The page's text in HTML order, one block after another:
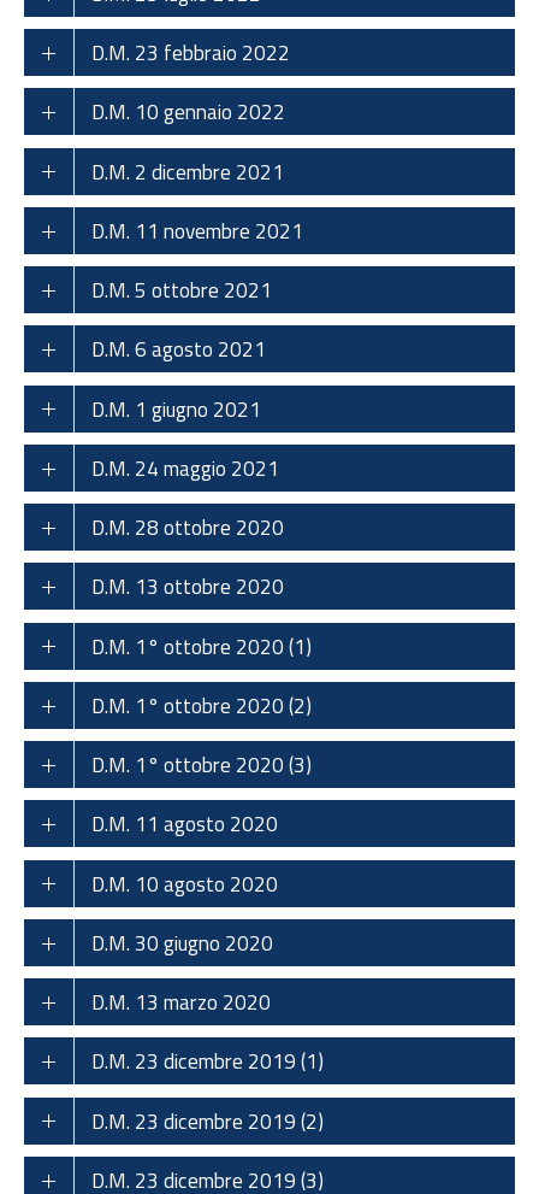
D.M. 23 febbraio 2022
D.M. 10 gennaio 2022
D.M. 2 dicembre 2021
D.M. 11 novembre 2021
D.M. 5 ottobre 2021
D.M. 6 agosto 2021
D.M. 1 giugno 2021
D.M. 24 maggio 2021
D.M. 28 ottobre 2020
D.M. 13 ottobre 2020
D.M. 1° ottobre 2020 (1)
D.M. 1° ottobre 2020 (2)
D.M. 1° ottobre 2020 (3)
D.M. 11 agosto 2020
D.M. 10 agosto 2020
D.M. 30 giugno 2020
D.M. 13 marzo 2020
D.M. 23 dicembre 2019 (1)
D.M. 23 dicembre 2019 (2)
D.M. 23 dicembre 2019 (3)